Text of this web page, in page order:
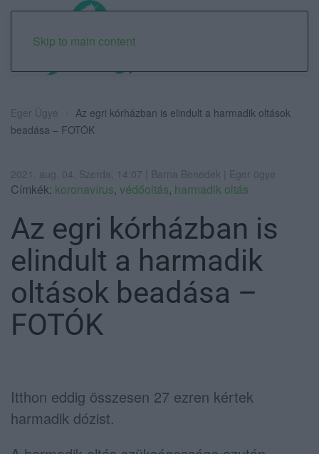
Skip to main content
Eger Ügye
Az egri kórházban is elindult a harmadik oltások
beadása – FOTÓK
2021. aug. 04. Szerda, 14:07 | Barna Benedek | Eger ügye
Címkék: koronavírus, védőoltás, harmadik oltás
Az egri kórházban is
elindult a harmadik
oltások beadása –
FOTÓK
Itthon eddig összesen 27 ezren kértek
harmadik dózist.